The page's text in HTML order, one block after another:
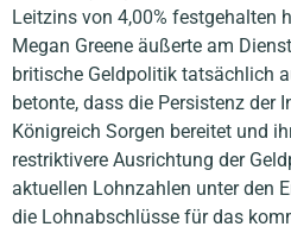
Leitzins von 4,00% festgehalten
Megan Greene äußerte am
britische Geldpolitik tatsächlich
betonte, dass die Persistenz der
Königreich Sorgen bereitet und
restriktivere Ausrichtung der
aktuellen Lohnzahlen unter den
die Lohnabschlüsse für das